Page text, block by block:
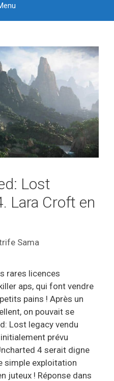
Lost
Lara Croft en
Sama
rares licences
aps, qui font vendre
pains ! Après un
on pouvait se
Lost legacy vendu
prévu
4 serait digne
simple exploitation
juteux ! Réponse dans